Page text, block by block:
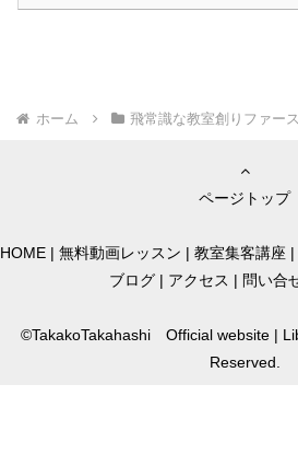
ホーム 飛常識な教室創りファー
ページトップ
HOME | 無料動画レッスン | 教室集客講座 |
ブログ | アクセス | 問い合
©TakakoTakahashi Official website |
Reserved.